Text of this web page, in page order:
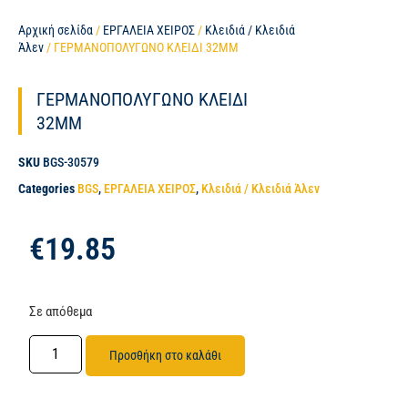
Αρχική σελίδα / ΕΡΓΑΛΕΙΑ ΧΕΙΡΟΣ / Κλειδιά / Κλειδιά
Άλεν / ΓΕΡΜΑΝΟΠΟΛΥΓΩΝΟ ΚΛΕΙΔΙ 32MM
ΓΕΡΜΑΝΟΠΟΛΥΓΩΝΟ ΚΛΕΙΔΙ
32MM
SKU BGS-30579
Categories BGS, ΕΡΓΑΛΕΙΑ ΧΕΙΡΟΣ, Κλειδιά / Κλειδιά Άλεν
€19.85
Σε απόθεμα
Προσθήκη στο καλάθι